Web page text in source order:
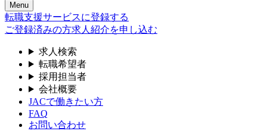
Menu
転職支援サービスに登録する
ご登録済みの方求人紹介を申し込む
求人検索
転職希望者
採用担当者
会社概要
JACで働きたい方
FAQ
お問い合わせ